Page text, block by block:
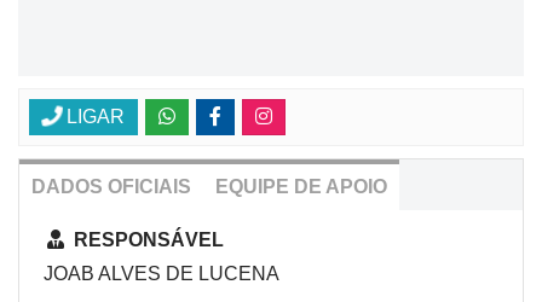
LIGAR
DADOS OFICIAIS EQUIPE DE APOIO
RESPONSÁVEL
JOAB ALVES DE LUCENA